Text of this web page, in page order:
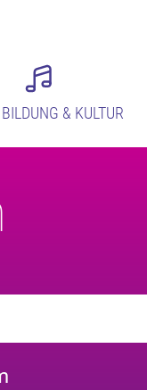
& KULTUR